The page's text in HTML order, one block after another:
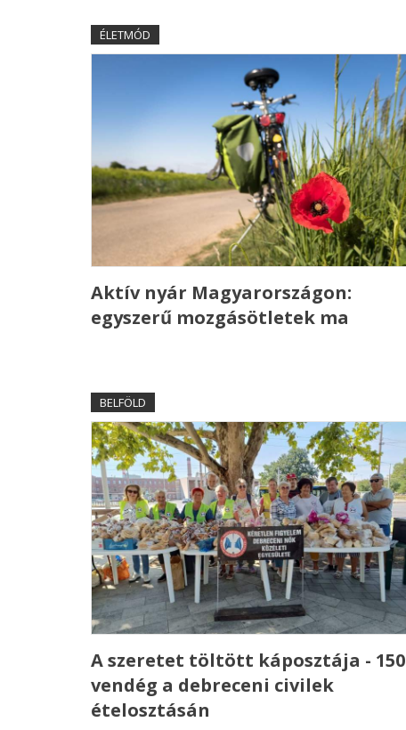
ÉLETMÓD
Aktív nyár Magyarországon:
egyszerű mozgásötletek ma
BELFÖLD
A szeretet töltött káposztája - 150
vendég a debreceni civilek
ételosztásán